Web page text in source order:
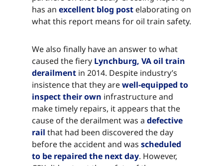
has an ​​​​‌ ‍ ​‍​‍‌‍ ‌ ​‍‌‍‍‌‌‍‌ ‌‍‍‌‌‍ ‍​‍​‍​ ‍‍​‍​‍‌ ​ ‌‍​‌‌‍ ‍‌‍‍‌‌ ‌​‌ ‍‌​‍ ‍‌‍‍‌‌‍ ​‍​‍​‍ ​​‍​‍‌‍‍​‌ ​‍‌‍‌‌‌‍‌‍​‍​‍​ ‍‍​‍​‍‌‍‍​‌ ‌​‌ ‌​‌ ​​‌ ​ ​ ‍‍​‍ ​‍ ‌‍​ ‌‍ ‌‌ ​ ​‍ ‍‌‍ ‌‌‍​‌‌‍‍‌‌‍ ‍​‍ ‍​ ​‍​ ​​​ ​‍​ ‌​‌ ​‍‌‍‌‌‌‍‌​‌‍‌‌‌ ​ ‌‍‍‌‌‍‌ ‌‍ ‍​‍ ‍‌ ​‍‌‍‍‌‌ ‌‍‌‍‌‌‌ ​‍‌‍‍ ‌‍‌‌‌‍‌‌‌ ​​‌‍‌‌‌ ​‍​‍ ‍‌‍ ‌ ​‍‌‍‌ ​‍ ‌‍‍‌‌‍ ‍‌ ‌​‌‍‌‌‌‍ ‍‌ ‌​​‍ ‌‍‌‌‌‍‌​‌‍‍‌‌ ‌​​‍ ‌‍ ‌‌‍ ‌‍‌​‌‍‌‌​ ‌‌ ​​‌ ​‍‌‍‌‌‌ ​ ‌‍‌‌‌‍ ‍‌ ‌​‌‍​‌‌ ‌​‌‍‍‌‌‍ ‌‍ ‍​ ‍ ‌‍‍‌‌‍‌​​ ‌​ ‍​​ ‌​​ ‍​​ ‌​‌‍‌‌​ ‌​‌‍‌‍​ ‍‌​‍ ‌​ ‍​​ ​‌​ ​​‌‍‌​​‍ ‌​ ‌​‌‍‌‌​ ‌ ​ ‌‍​‍ ‌‌‍​‌‌‍‌​​ ‍‌‌‍‌‍​‍ ‌​ ‍​​ ‌‍​ ‍‌‌‍​‌​ ‌‍​ ‌​​ ​​‌‍​‌‌‍‌‍​ ‌​​ ‍​​ ​​​ ‍ ‌ ‌​‌ ‍‌‌ ​​‌‍‌‌​ ‌‌‍​‌‌ ​‍‌ ‌​‌‍‍‌‌‍​ ‌‍ ​‌‍‌‌​ ‍ ‌ ​​‌‍​‌‌ ‌​‌‍‍​​ ‌‌‍​ ‌‍ ‌‍ ‍‌ ‌​‌‍‌‌‌‍ ‍‌ ‌​​‍‌‌​ ‌‌‌​​‍‌‌ ‌‍‍ ‌‍‌‌‌ ‍‌​‍‌‌​ ​ ‌​‌​​‍‌‌​ ​ ‌​‌​​‍‌‌​ ​‍​ ​‍‌‍‌‍​ ‌ ​ ‌‌​ ​‌​ ‌​‌‍‌​​ ‌‍‌‍‌‌​ ‌‌​ ​​‌‍‌‌‌‍​‍​‍‌‌​ ​‍​ ​‍​‍‌‌​ ‌‌‌​‌​​‍ ‍‌‍​ ‌‍‍​‌‍‍‌‌‍ ​‌‍‌​‌ ​‍‌‍‌‌‌‍ ‍​‍‌‌​ ‌‌‌​​‍‌‌ ‌‍‍ ‌‍‌‌‌ ‍‌​‍‌‌​ ​ ‌​‌​​‍‌‌​ ​ ‌​‌​​‍‌‌​ ​‍​ ​‍‌‍‌‍​ ‌ ​ ‌‌​ ​‌​ ‌​‌‍‌​​ ‌‍‌‍‌‌​ ‌‌​ ​​‌‍‌‌‌‍​‍​ ‌​​‍‌‌​ ​‍​ ​‍​‍‌‌​ ‌‌‌​‌​​‍ ‍‌ ‌​‌‍‌‌‌ ‍​‌ ‌​​ ‌‍​‍‌‍​‌‌ ​ ‌‍‌‌‌‌‌‌‌ ​‍‌‍ ​​ ‌‌‍‍​‌ ‌​‌ ‌​‌ ​​‌ ​ ​‍‌‌​ ​ ‌​​‌​‍‌‌​ ​‍‌​‌‍​‍‌‌​ ​‍‌​‌‍‌‍​ ‌‍ ‌‌ ​ ​‍ ‍‌‍ ‌‌‍​‌‌‍‍‌‌‍ ‍​‍ ‍​ ​‍​ ​​​ ​‍​ ‌​‌ ​‍‌‍‌‌‌‍‌​‌‍‌‌‌ ​ ‌‍‍‌‌‍‌ ‌‍ ‍​‍ ‍‌ ​‍‌‍‍‌‌ ‌‍‌‍‌‌‌ ​‍‌‍‍ ‌‍‌‌‌‍‌‌‌ ​​‌‍‌‌‌ ​‍​‍ ‍‌‍ ‌ ​‍‌‍‌ ​‍‌‍‌‍‍‌‌‍‌​​ ‌​ ‍​​ ‌​​ ‍​​ ‌​‌‍‌‌​ ‌​‌‍‌‍​ ‍‌​‍ ‌​ ‍​​ ​‌​ ​​‌‍‌​​‍ ‌​ ‌​‌‍‌‌​ ‌ ​ ‌‍​‍ ‌‌‍​‌‌‍‌​​ ‍‌‌‍‌‍​‍ ‌​ ‍​​ ‌‍​ ‍‌‌‍​‌​ ‌‍​ ‌​​ ​​‌‍​‌‌‍‌‍​ ‌​​ ‍​​ ​​​‍‌‍‌ ‌​‌ ‍‌‌ ​​‌‍‌‌​ ‌‌‍​‌‌ ​‍‌ ‌​‌‍‍‌‌‍​ ‌‍ ​‌‍‌‌​‍‌‍‌ ​​‌‍​‌‌ ‌​‌‍‍​​ ‌‌‍​ ‌‍ ‌‍ ‍‌ ‌​‌‍‌‌‌‍ ‍‌ ‌​​‍‌‌​ ‌‌‌​​‍‌‌ ‌‍‍ ‌‍‌‌‌ ‍‌​‍‌‌​ ​ ‌​‌​​‍‌‌​ ​ ‌​‌​​‍‌‌​ ​‍​ ​‍‌‍‌‍​ ‌ ​ ‌‌​ ​‌​ ‌​‌‍‌​​ ‌‍‌‍‌‌​ ‌‌​ ​​‌‍‌‌‌‍​‍​‍‌‌​ ​‍​ ​‍​‍‌‌​ ‌‌‌​‌​​‍ ‍‌‍​ ‌‍‍​‌‍‍‌‌‍ ​‌‍‌​‌ ​‍‌‍‌‌‌‍ ‍​‍‌‌​ ‌‌‌​​‍‌‌ ‌‍‍ ‌‍‌‌‌ ‍‌​‍‌‌​ ​ ‌​‌​​‍‌‌​ ​ ‌​‌​​‍‌‌​ ​‍​ ​‍‌‍‌‍​ ‌ ​ ‌‌​ ​‌​ ‌​‌‍‌​​ ‌‍‌‍‌‌​ ‌‌​ ​​‌‍‌‌‌‍​‍​ ‌​​‍‌‌​ ​‍​ ​‍​‍‌‌​ ‌‌‌​‌​​‍ ‍‌ ‌​‌‍‌‌‌ ‍​‌ ‌​​‍‌‍‌ ​​‌‍‌‌‌ ​‍‌ ​ ‌ ​​‌‍‌‌‌‍​ ‌ ‌​‌‍‍‌‌ ‌‍‌‍‌‌​ ‌‌ ​​‌ ‌‌‌‍​‍‌‍ ​‌‍‍‌‌ ​ ‌‍‍​‌‍‌‌‌‍‌​​‍​‍‌ ‌ excellent blog post​​​​‌ ‍ ​‍​‍‌‍ ‌ ​‍‌‍‍‌‌‍‌ ‌‍‍‌‌‍ ‍​‍​‍​ ‍‍​‍​‍‌ ​ ‌‍​‌‌‍ ‍‌‍‍‌‌ ‌​‌ ‍‌​‍ ‍‌‍‍‌‌‍ ​‍​‍​‍ ​​‍​‍‌‍‍​‌ ​‍‌‍‌‌‌‍‌‍​‍​‍​ ‍‍​‍​‍‌‍‍​‌ ‌​‌ ‌​‌ ​​‌ ​ ​ ‍‍​‍ ​‍ ‌‍​ ‌‍ ‌‌ ​ ​‍ ‍‌‍ ‌‌‍​‌‌‍‍‌‌‍ ‍​‍ ‍​ ​‍​ ​​​ ​‍​ ‌​‌ ​‍‌‍‌‌‌‍‌​‌‍‌‌‌ ​ ‌‍‍‌‌‍‌ ‌‍ ‍​‍ ‍‌ ​‍‌‍‍‌‌ ‌‍‌‍‌‌‌ ​‍‌‍‍ ‌‍‌‌‌‍‌‌‌ ​​‌‍‌‌‌ ​‍​‍ ‍‌‍ ‌ ​‍‌‍‌ ​‍ ‌‍‍‌‌‍ ‍‌ ‌​‌‍‌‌‌‍ ‍‌ ‌​​‍ ‌‍‌‌‌‍‌​‌‍‍‌‌ ‌​​‍ ‌‍ ‌‌‍ ‌‍‌​‌‍‌‌​ ‌‌ ​​‌ ​‍‌‍‌‌‌ ​ ‌‍‌‌‌‍ ‍‌ ‌​‌‍​‌‌ ‌​‌‍‍‌‌‍ ‌‍ ‍​ ‍ ‌‍‍‌‌‍‌​​ ‌​ ‍​​ ‌​​ ‍​​ ‌​‌‍‌‌​ ‌​‌‍‌‍​ ‍‌​‍ ‌​ ‍​​ ​‌​ ​​‌‍‌​​‍ ‌​ ‌​‌‍‌‌​ ‌ ​ ‌‍​‍ ‌‌‍​‌‌‍‌​​ ‍‌‌‍‌‍​‍ ‌​ ‍​​ ‌‍​ ‍‌‌‍​‌​ ‌‍​ ‌​​ ​​‌‍​‌‌‍‌‍​ ‌​​ ‍​​ ​​​ ‍ ‌ ‌​‌ ‍‌‌ ​​‌‍‌‌​ ‌‌‍​‌‌ ​‍‌ ‌​‌‍‍‌‌‍​ ‌‍ ​‌‍‌‌​ ‍ ‌ ​​‌‍​‌‌ ‌​‌‍‍​​ ‌‌‍​ ‌‍ ‌‍ ‍‌ ‌​‌‍‌‌‌‍ ‍‌ ‌​​‍‌‌​ ‌‌‌​​‍‌‌ ‌‍‍ ‌‍‌‌‌ ‍‌​‍‌‌​ ​ ‌​‌​​‍‌‌​ ​ ‌​‌​​‍‌‌​ ​‍​ ​‍‌‍‌‍​ ‌ ​ ‌‌​ ​‌​ ‌​‌‍‌​​ ‌‍‌‍‌‌​ ‌‌​ ​​‌‍‌‌‌‍​‍​‍‌‌​ ​‍​ ​‍​‍‌‌​ ‌‌‌​‌​​‍ ‍‌‍​ ‌‍‍​‌‍‍‌‌‍ ​‌‍‌​‌ ​‍‌‍‌‌‌‍ ‍​‍‌‌​ ‌‌‌​​‍‌‌ ‌‍‍ ‌‍‌‌‌ ‍‌​‍‌‌​ ​ ‌​‌​​‍‌‌​ ​ ‌​‌​​‍‌‌​ ​‍​ ​‍‌‍‌‍​ ‌ ​ ‌‌​ ​‌​ ‌​‌‍‌​​ ‌‍‌‍‌‌​ ‌‌​ ​​‌‍‌‌‌‍​‍​ ‌‌​‍‌‌​ ​‍​ ​‍​‍‌‌​ ‌‌‌​‌​​‍ ‍‌ ‌​‌‍‌‌‌ ‍​‌ ‌​​ ‌‍​‍‌‍​‌‌ ​ ‌‍‌‌‌‌‌‌‌ ​‍‌‍ ​​ ‌‌‍‍​‌ ‌​‌ ‌​‌ ​​‌ ​ ​‍‌‌​ ​ ‌​​‌​‍‌‌​ ​‍‌​‌‍​‍‌‌​ ​‍‌​‌‍‌‍​ ‌‍ ‌‌ ​ ​‍ ‍‌‍ ‌‌‍​‌‌‍‍‌‌‍ ‍​‍ ‍​ ​‍​ ​​​ ​‍​ ‌​‌ ​‍‌‍‌‌‌‍‌​‌‍‌‌‌ ​ ‌‍‍‌‌‍‌ ‌‍ ‍​‍ ‍‌ ​‍‌‍‍‌‌ ‌‍‌‍‌‌‌ ​‍‌‍‍ ‌‍‌‌‌‍‌‌‌ ​​‌‍‌‌‌ ​‍​‍ ‍‌‍ ‌ ​‍‌‍‌ ​‍‌‍‌‍‍‌‌‍‌​​ ‌​ ‍​​ ‌​​ ‍​​ ‌​‌‍‌‌​ ‌​‌‍‌‍​ ‍‌​‍ ‌​ ‍​​ ​‌​ ​​‌‍‌​​‍ ‌​ ‌​‌‍‌‌​ ‌ ​ ‌‍​‍ ‌‌‍​‌‌‍‌​​ ‍‌‌‍‌‍​‍ ‌​ ‍​​ ‌‍​ ‍‌‌‍​‌​ ‌‍​ ‌​​ ​​‌‍​‌‌‍‌‍​ ‌​​ ‍​​ ​​​‍‌‍‌ ‌​‌ ‍‌‌ ​​‌‍‌‌​ ‌‌‍​‌‌ ​‍‌ ‌​‌‍‍‌‌‍​ ‌‍ ​‌‍‌‌​‍‌‍‌ ​​‌‍​‌‌ ‌​‌‍‍​​ ‌‌‍​ ‌‍ ‌‍ ‍‌ ‌​‌‍‌‌‌‍ ‍‌ ‌​​‍‌‌​ ‌‌‌​​‍‌‌ ‌‍‍ ‌‍‌‌‌ ‍‌​‍‌‌​ ​ ‌​‌​​‍‌‌​ ​ ‌​‌​​‍‌‌​ ​‍​ ​‍‌‍‌‍​ ‌ ​ ‌‌​ ​‌​ ‌​‌‍‌​​ ‌‍‌‍‌‌​ ‌‌​ ​​‌‍‌‌‌‍​‍​‍‌‌​ ​‍​ ​‍​‍‌‌​ ‌‌‌​‌​​‍ ‍‌‍​ ‌‍‍​‌‍‍‌‌‍ ​‌‍‌​‌ ​‍‌‍‌‌‌‍ ‍​‍‌‌​ ‌‌‌​​‍‌‌ ‌‍‍ ‌‍‌‌‌ ‍‌​‍‌‌​ ​ ‌​‌​​‍‌‌​ ​ ‌​‌​​‍‌‌​ ​‍​ ​‍‌‍‌‍​ ‌ ​ ‌‌​ ​‌​ ‌​‌‍‌​​ ‌‍‌‍‌‌​ ‌‌​ ​​‌‍‌‌‌‍​‍​ ‌‌​‍‌‌​ ​‍​ ​‍​‍‌‌​ ‌‌‌​‌​​‍ ‍‌ ‌​‌‍‌‌‌ ‍​‌ ‌​​‍‌‍‌ ​​‌‍‌‌‌ ​‍‌ ​ ‌ ​​‌‍‌‌‌‍​ ‌ ‌​‌‍‍‌‌ ‌‍‌‍‌‌​ ‌‌ ​​‌ ‌‌‌‍​‍‌‍ ​‌‍‍‌‌ ​ ‌‍‍​‌‍‌‌‌‍‌​​‍​‍‌ ‌ elaborating on
what this report means for oil train safety.​​​​‌ ‍ ​‍​‍‌‍ ‌ ​‍‌‍‍‌‌‍‌ ‌‍‍‌‌‍ ‍​‍​‍​ ‍‍​‍​‍‌ ​ ‌‍​‌‌‍ ‍‌‍‍‌‌ ‌​‌ ‍‌​‍ ‍‌‍‍‌‌‍ ​‍​‍​‍ ​​‍​‍‌‍‍​‌ ​‍‌‍‌‌‌‍‌‍​‍​‍​ ‍‍​‍​‍‌‍‍​‌ ‌​‌ ‌​‌ ​​‌ ​ ​ ‍‍​‍ ​‍ ‌‍​ ‌‍ ‌‌ ​ ​‍ ‍‌‍ ‌‌‍​‌‌‍‍‌‌‍ ‍​‍ ‍​ ​‍​ ​​​ ​‍​ ‌​‌ ​‍‌‍‌‌‌‍‌​‌‍‌‌‌ ​ ‌‍‍‌‌‍‌ ‌‍ ‍​‍ ‍‌ ​‍‌‍‍‌‌ ‌‍‌‍‌‌‌ ​‍‌‍‍ ‌‍‌‌‌‍‌‌‌ ​​‌‍‌‌‌ ​‍​‍ ‍‌‍ ‌ ​‍‌‍‌ ​‍ ‌‍‍‌‌‍ ‍‌ ‌​‌‍‌‌‌‍ ‍‌ ‌​​‍ ‌‍‌‌‌‍‌​‌‍‍‌‌ ‌​​‍ ‌‍ ‌‌‍ ‌‍‌​‌‍‌‌​ ‌‌ ​​‌ ​‍‌‍‌‌‌ ​ ‌‍‌‌‌‍ ‍‌ ‌​‌‍​‌‌ ‌​‌‍‍‌‌‍ ‌‍ ‍​ ‍ ‌‍‍‌‌‍‌​​ ‌​ ‍​​ ‌​​ ‍​​ ‌​‌‍‌‌​ ‌​‌‍‌‍​ ‍‌​‍ ‌​ ‍​​ ​‌​ ​​‌‍‌​​‍ ‌​ ‌​‌‍‌‌​ ‌ ​ ‌‍​‍ ‌‌‍​‌‌‍‌​​ ‍‌‌‍‌‍​‍ ‌​ ‍​​ ‌‍​ ‍‌‌‍​‌​ ‌‍​ ‌​​ ​​‌‍​‌‌‍‌‍​ ‌​​ ‍​​ ​​​ ‍ ‌ ‌​‌ ‍‌‌ ​​‌‍‌‌​ ‌‌‍​‌‌ ​‍‌ ‌​‌‍‍‌‌‍​ ‌‍ ​‌‍‌‌​ ‍ ‌ ​​‌‍​‌‌ ‌​‌‍‍​​ ‌‌‍​ ‌‍ ‌‍ ‍‌ ‌​‌‍‌‌‌‍ ‍‌ ‌​​‍‌‌​ ‌‌‌​​‍‌‌ ‌‍‍ ‌‍‌‌‌ ‍‌​‍‌‌​ ​ ‌​‌​​‍‌‌​ ​ ‌​‌​​‍‌‌​ ​‍​ ​‍‌‍‌‍​ ‌ ​ ‌‌​ ​‌​ ‌​‌‍‌​​ ‌‍‌‍‌‌​ ‌‌​ ​​‌‍‌‌‌‍​‍​‍‌‌​ ​‍​ ​‍​‍‌‌​ ‌‌‌​‌​​‍ ‍‌‍​ ‌‍‍​‌‍‍‌‌‍ ​‌‍‌​‌ ​‍‌‍‌‌‌‍ ‍​‍‌‌​ ‌‌‌​​‍‌‌ ‌‍‍ ‌‍‌‌‌ ‍‌​‍‌‌​ ​ ‌​‌​​‍‌‌​ ​ ‌​‌​​‍‌‌​ ​‍​ ​‍‌‍‌‍​ ‌ ​ ‌‌​ ​‌​ ‌​‌‍‌​​ ‌‍‌‍‌‌​ ‌‌​ ​​‌‍‌‌‌‍​‍​ ‌‍​‍‌‌​ ​‍​ ​‍​‍‌‌​ ‌‌‌​‌​​‍ ‍‌ ‌​‌‍‌‌‌ ‍​‌ ‌​​ ‌‍​‍‌‍​‌‌ ​ ‌‍‌‌‌‌‌‌‌ ​‍‌‍ ​​ ‌‌‍‍​‌ ‌​‌ ‌​‌ ​​‌ ​ ​‍‌‌​ ​ ‌​​‌​‍‌‌​ ​‍‌​‌‍​‍‌‌​ ​‍‌​‌‍‌‍​ ‌‍ ‌‌ ​ ​‍ ‍‌‍ ‌‌‍​‌‌‍‍‌‌‍ ‍​‍ ‍​ ​‍​ ​​​ ​‍​ ‌​‌ ​‍‌‍‌‌‌‍‌​‌‍‌‌‌ ​ ‌‍‍‌‌‍‌ ‌‍ ‍​‍ ‍‌ ​‍‌‍‍‌‌ ‌‍‌‍‌‌‌ ​‍‌‍‍ ‌‍‌‌‌‍‌‌‌ ​​‌‍‌‌‌ ​‍​‍ ‍‌‍ ‌ ​‍‌‍‌ ​‍‌‍‌‍‍‌‌‍‌​​ ‌​ ‍​​ ‌​​ ‍​​ ‌​‌‍‌‌​ ‌​‌‍‌‍​ ‍‌​‍ ‌​ ‍​​ ​‌​ ​​‌‍‌​​‍ ‌​ ‌​‌‍‌‌​ ‌ ​ ‌‍​‍ ‌‌‍​‌‌‍‌​​ ‍‌‌‍‌‍​‍ ‌​ ‍​​ ‌‍​ ‍‌‌‍​‌​ ‌‍​ ‌​​ ​​‌‍​‌‌‍‌‍​ ‌​​ ‍​​ ​​​‍‌‍‌ ‌​‌ ‍‌‌ ​​‌‍‌‌​ ‌‌‍​‌‌ ​‍‌ ‌​‌‍‍‌‌‍​ ‌‍ ​‌‍‌‌​‍‌‍‌ ​​‌‍​‌‌ ‌​‌‍‍​​ ‌‌‍​ ‌‍ ‌‍ ‍‌ ‌​‌‍‌‌‌‍ ‍‌ ‌​​‍‌‌​ ‌‌‌​​‍‌‌ ‌‍‍ ‌‍‌‌‌ ‍‌​‍‌‌​ ​ ‌​‌​​‍‌‌​ ​ ‌​‌​​‍‌‌​ ​‍​ ​‍‌‍‌‍​ ‌ ​ ‌‌​ ​‌​ ‌​‌‍‌​​ ‌‍‌‍‌‌​ ‌‌​ ​​‌‍‌‌‌‍​‍​‍‌‌​ ​‍​ ​‍​‍‌‌​ ‌‌‌​‌​​‍ ‍‌‍​ ‌‍‍​‌‍‍‌‌‍ ​‌‍‌​‌ ​‍‌‍‌‌‌‍ ‍​‍‌‌​ ‌‌‌​​‍‌‌ ‌‍‍ ‌‍‌‌‌ ‍‌​‍‌‌​ ​ ‌​‌​​‍‌‌​ ​ ‌​‌​​‍‌‌​ ​‍​ ​‍‌‍‌‍​ ‌ ​ ‌‌​ ​‌​ ‌​‌‍‌​​ ‌‍‌‍‌‌​ ‌‌​ ​​‌‍‌‌‌‍​‍​ ‌‍​‍‌‌​ ​‍​ ​‍​‍‌‌​ ‌‌‌​‌​​‍ ‍‌ ‌​‌‍‌‌‌ ‍​‌ ‌​​‍‌‍‌ ​​‌‍‌‌‌ ​‍‌ ​ ‌ ​​‌‍‌‌‌‍​ ‌ ‌​‌‍‍‌‌ ‌‍‌‍‌‌​ ‌‌ ​​‌ ‌‌‌‍​‍‌‍ ​‌‍‍‌‌ ​ ‌‍‍​‌‍‌‌‌‍‌​​‍​‍‌ ‌
We also finally have an answer to what
caused the fiery ​​​​‌ ‍ ​‍​‍‌‍ ‌ ​‍‌‍‍‌‌‍‌ ‌‍‍‌‌‍ ‍​‍​‍​ ‍‍​‍​‍‌ ​ ‌‍​‌‌‍ ‍‌‍‍‌‌ ‌​‌ ‍‌​‍ ‍‌‍‍‌‌‍ ​‍​‍​‍ ​​‍​‍‌‍‍​‌ ​‍‌‍‌‌‌‍‌‍​‍​‍​ ‍‍​‍​‍‌‍‍​‌ ‌​‌ ‌​‌ ​​‌ ​ ​ ‍‍​‍ ​‍ ‌‍​ ‌‍ ‌‌ ​ ​‍ ‍‌‍ ‌‌‍​‌‌‍‍‌‌‍ ‍​‍ ‍​ ​‍​ ​​​ ​‍​ ‌​‌ ​‍‌‍‌‌‌‍‌​‌‍‌‌‌ ​ ‌‍‍‌‌‍‌ ‌‍ ‍​‍ ‍‌ ​‍‌‍‍‌‌ ‌‍‌‍‌‌‌ ​‍‌‍‍ ‌‍‌‌‌‍‌‌‌ ​​‌‍‌‌‌ ​‍​‍ ‍‌‍ ‌ ​‍‌‍‌ ​‍ ‌‍‍‌‌‍ ‍‌ ‌​‌‍‌‌‌‍ ‍‌ ‌​​‍ ‌‍‌‌‌‍‌​‌‍‍‌‌ ‌​​‍ ‌‍ ‌‌‍ ‌‍‌​‌‍‌‌​ ‌‌ ​​‌ ​‍‌‍‌‌‌ ​ ‌‍‌‌‌‍ ‍‌ ‌​‌‍​‌‌ ‌​‌‍‍‌‌‍ ‌‍ ‍​ ‍ ‌‍‍‌‌‍‌​​ ‌​ ‍​​ ‌​​ ‍​​ ‌​‌‍‌‌​ ‌​‌‍‌‍​ ‍‌​‍ ‌​ ‍​​ ​‌​ ​​‌‍‌​​‍ ‌​ ‌​‌‍‌‌​ ‌ ​ ‌‍​‍ ‌‌‍​‌‌‍‌​​ ‍‌‌‍‌‍​‍ ‌​ ‍​​ ‌‍​ ‍‌‌‍​‌​ ‌‍​ ‌​​ ​​‌‍​‌‌‍‌‍​ ‌​​ ‍​​ ​​​ ‍ ‌ ‌​‌ ‍‌‌ ​​‌‍‌‌​ ‌‌‍​‌‌ ​‍‌ ‌​‌‍‍‌‌‍​ ‌‍ ​‌‍‌‌​ ‍ ‌ ​​‌‍​‌‌ ‌​‌‍‍​​ ‌‌‍​ ‌‍ ‌‍ ‍‌ ‌​‌‍‌‌‌‍ ‍‌ ‌​​‍‌‌​ ‌‌‌​​‍‌‌ ‌‍‍ ‌‍‌‌‌ ‍‌​‍‌‌​ ​ ‌​‌​​‍‌‌​ ​ ‌​‌​​‍‌‌​ ​‍​ ​‍‌‍‌‍​ ‌ ​ ‌‌​ ‌ ​ ‌‌‌‍‌‍‌‍​‌‌‍‌​​ ‌‍​ ‌‌​ ‌ ​ ‌‍​‍‌‌​ ​‍​ ​‍​‍‌‌​ ‌‌‌​‌​​‍ ‍‌‍​ ‌‍‍​‌‍‍‌‌‍ ​‌‍‌​‌ ​‍‌‍‌‌‌‍ ‍​‍‌‌​ ‌‌‌​​‍‌‌ ‌‍‍ ‌‍‌‌‌ ‍‌​‍‌‌​ ​ ‌​‌​​‍‌‌​ ​ ‌​‌​​‍‌‌​ ​‍​ ​‍‌‍‌‍​ ‌ ​ ‌‌​ ‌ ​ ‌‌‌‍‌‍‌‍​‌‌‍‌​​ ‌‍​ ‌‌​ ‌ ​ ‌‍​ ​​​‍‌‌​ ​‍​ ​‍​‍‌‌​ ‌‌‌​‌​​‍ ‍‌ ‌​‌‍‌‌‌ ‍​‌ ‌​​ ‌‍​‍‌‍​‌‌ ​ ‌‍‌‌‌‌‌‌‌ ​‍‌‍ ​​ ‌‌‍‍​‌ ‌​‌ ‌​‌ ​​‌ ​ ​‍‌‌​ ​ ‌​​‌​‍‌‌​ ​‍‌​‌‍​‍‌‌​ ​‍‌​‌‍‌‍​ ‌‍ ‌‌ ​ ​‍ ‍‌‍ ‌‌‍​‌‌‍‍‌‌‍ ‍​‍ ‍​ ​‍​ ​​​ ​‍​ ‌​‌ ​‍‌‍‌‌‌‍‌​‌‍‌‌‌ ​ ‌‍‍‌‌‍‌ ‌‍ ‍​‍ ‍‌ ​‍‌‍‍‌‌ ‌‍‌‍‌‌‌ ​‍‌‍‍ ‌‍‌‌‌‍‌‌‌ ​​‌‍‌‌‌ ​‍​‍ ‍‌‍ ‌ ​‍‌‍‌ ​‍‌‍‌‍‍‌‌‍‌​​ ‌​ ‍​​ ‌​​ ‍​​ ‌​‌‍‌‌​ ‌​‌‍‌‍​ ‍‌​‍ ‌​ ‍​​ ​‌​ ​​‌‍‌​​‍ ‌​ ‌​‌‍‌‌​ ‌ ​ ‌‍​‍ ‌‌‍​‌‌‍‌​​ ‍‌‌‍‌‍​‍ ‌​ ‍​​ ‌‍​ ‍‌‌‍​‌​ ‌‍​ ‌​​ ​​‌‍​‌‌‍‌‍​ ‌​​ ‍​​ ​​​‍‌‍‌ ‌​‌ ‍‌‌ ​​‌‍‌‌​ ‌‌‍​‌‌ ​‍‌ ‌​‌‍‍‌‌‍​ ‌‍ ​‌‍‌‌​‍‌‍‌ ​​‌‍​‌‌ ‌​‌‍‍​​ ‌‌‍​ ‌‍ ‌‍ ‍‌ ‌​‌‍‌‌‌‍ ‍‌ ‌​​‍‌‌​ ‌‌‌​​‍‌‌ ‌‍‍ ‌‍‌‌‌ ‍‌​‍‌‌​ ​ ‌​‌​​‍‌‌​ ​ ‌​‌​​‍‌‌​ ​‍​ ​‍‌‍‌‍​ ‌ ​ ‌‌​ ‌ ​ ‌‌‌‍‌‍‌‍​‌‌‍‌​​ ‌‍​ ‌‌​ ‌ ​ ‌‍​‍‌‌​ ​‍​ ​‍​‍‌‌​ ‌‌‌​‌​​‍ ‍‌‍​ ‌‍‍​‌‍‍‌‌‍ ​‌‍‌​‌ ​‍‌‍‌‌‌‍ ‍​‍‌‌​ ‌‌‌​​‍‌‌ ‌‍‍ ‌‍‌‌‌ ‍‌​‍‌‌​ ​ ‌​‌​​‍‌‌​ ​ ‌​‌​​‍‌‌​ ​‍​ ​‍‌‍‌‍​ ‌ ​ ‌‌​ ‌ ​ ‌‌‌‍‌‍‌‍​‌‌‍‌​​ ‌‍​ ‌‌​ ‌ ​ ‌‍​ ​​​‍‌‌​ ​‍​ ​‍​‍‌‌​ ‌‌‌​‌​​‍ ‍‌ ‌​‌‍‌‌‌ ‍​‌ ‌​​‍‌‍‌ ​​‌‍‌‌‌ ​‍‌ ​ ‌ ​​‌‍‌‌‌‍​ ‌ ‌​‌‍‍‌‌ ‌‍‌‍‌‌​ ‌‌ ​​‌ ‌‌‌‍​‍‌‍ ​‌‍‍‌‌ ​ ‌‍‍​‌‍‌‌‌‍‌​​‍​‍‌ ‌ Lynchburg, VA oil train
derailment​​​​‌ ‍ ​‍​‍‌‍ ‌ ​‍‌‍‍‌‌‍‌ ‌‍‍‌‌‍ ‍​‍​‍​ ‍‍​‍​‍‌ ​ ‌‍​‌‌‍ ‍‌‍‍‌‌ ‌​‌ ‍‌​‍ ‍‌‍‍‌‌‍ ​‍​‍​‍ ​​‍​‍‌‍‍​‌ ​‍‌‍‌‌‌‍‌‍​‍​‍​ ‍‍​‍​‍‌‍‍​‌ ‌​‌ ‌​‌ ​​‌ ​ ​ ‍‍​‍ ​‍ ‌‍​ ‌‍ ‌‌ ​ ​‍ ‍‌‍ ‌‌‍​‌‌‍‍‌‌‍ ‍​‍ ‍​ ​‍​ ​​​ ​‍​ ‌​‌ ​‍‌‍‌‌‌‍‌​‌‍‌‌‌ ​ ‌‍‍‌‌‍‌ ‌‍ ‍​‍ ‍‌ ​‍‌‍‍‌‌ ‌‍‌‍‌‌‌ ​‍‌‍‍ ‌‍‌‌‌‍‌‌‌ ​​‌‍‌‌‌ ​‍​‍ ‍‌‍ ‌ ​‍‌‍‌ ​‍ ‌‍‍‌‌‍ ‍‌ ‌​‌‍‌‌‌‍ ‍‌ ‌​​‍ ‌‍‌‌‌‍‌​‌‍‍‌‌ ‌​​‍ ‌‍ ‌‌‍ ‌‍‌​‌‍‌‌​ ‌‌ ​​‌ ​‍‌‍‌‌‌ ​ ‌‍‌‌‌‍ ‍‌ ‌​‌‍​‌‌ ‌​‌‍‍‌‌‍ ‌‍ ‍​ ‍ ‌‍‍‌‌‍‌​​ ‌​ ‍​​ ‌​​ ‍​​ ‌​‌‍‌‌​ ‌​‌‍‌‍​ ‍‌​‍ ‌​ ‍​​ ​‌​ ​​‌‍‌​​‍ ‌​ ‌​‌‍‌‌​ ‌ ​ ‌‍​‍ ‌‌‍​‌‌‍‌​​ ‍‌‌‍‌‍​‍ ‌​ ‍​​ ‌‍​ ‍‌‌‍​‌​ ‌‍​ ‌​​ ​​‌‍​‌‌‍‌‍​ ‌​​ ‍​​ ​​​ ‍ ‌ ‌​‌ ‍‌‌ ​​‌‍‌‌​ ‌‌‍​‌‌ ​‍‌ ‌​‌‍‍‌‌‍​ ‌‍ ​‌‍‌‌​ ‍ ‌ ​​‌‍​‌‌ ‌​‌‍‍​​ ‌‌‍​ ‌‍ ‌‍ ‍‌ ‌​‌‍‌‌‌‍ ‍‌ ‌​​‍‌‌​ ‌‌‌​​‍‌‌ ‌‍‍ ‌‍‌‌‌ ‍‌​‍‌‌​ ​ ‌​‌​​‍‌‌​ ​ ‌​‌​​‍‌‌​ ​‍​ ​‍‌‍‌‍​ ‌ ​ ‌‌​ ‌ ​ ‌‌‌‍‌‍‌‍​‌‌‍‌​​ ‌‍​ ‌‌​ ‌ ​ ‌‍​‍‌‌​ ​‍​ ​‍​‍‌‌​ ‌‌‌​‌​​‍ ‍‌‍​ ‌‍‍​‌‍‍‌‌‍ ​‌‍‌​‌ ​‍‌‍‌‌‌‍ ‍​‍‌‌​ ‌‌‌​​‍‌‌ ‌‍‍ ‌‍‌‌‌ ‍‌​‍‌‌​ ​ ‌​‌​​‍‌‌​ ​ ‌​‌​​‍‌‌​ ​‍​ ​‍‌‍‌‍​ ‌ ​ ‌‌​ ‌ ​ ‌‌‌‍‌‍‌‍​‌‌‍‌​​ ‌‍​ ‌‌​ ‌ ​ ‌‍​ ​‌​‍‌‌​ ​‍​ ​‍​‍‌‌​ ‌‌‌​‌​​‍ ‍‌ ‌​‌‍‌‌‌ ‍​‌ ‌​​ ‌‍​‍‌‍​‌‌ ​ ‌‍‌‌‌‌‌‌‌ ​‍‌‍ ​​ ‌‌‍‍​‌ ‌​‌ ‌​‌ ​​‌ ​ ​‍‌‌​ ​ ‌​​‌​‍‌‌​ ​‍‌​‌‍​‍‌‌​ ​‍‌​‌‍‌‍​ ‌‍ ‌‌ ​ ​‍ ‍‌‍ ‌‌‍​‌‌‍‍‌‌‍ ‍​‍ ‍​ ​‍​ ​​​ ​‍​ ‌​‌ ​‍‌‍‌‌‌‍‌​‌‍‌‌‌ ​ ‌‍‍‌‌‍‌ ‌‍ ‍​‍ ‍‌ ​‍‌‍‍‌‌ ‌‍‌‍‌‌‌ ​‍‌‍‍ ‌‍‌‌‌‍‌‌‌ ​​‌‍‌‌‌ ​‍​‍ ‍‌‍ ‌ ​‍‌‍‌ ​‍‌‍‌‍‍‌‌‍‌​​ ‌​ ‍​​ ‌​​ ‍​​ ‌​‌‍‌‌​ ‌​‌‍‌‍​ ‍‌​‍ ‌​ ‍​​ ​‌​ ​​‌‍‌​​‍ ‌​ ‌​‌‍‌‌​ ‌ ​ ‌‍​‍ ‌‌‍​‌‌‍‌​​ ‍‌‌‍‌‍​‍ ‌​ ‍​​ ‌‍​ ‍‌‌‍​‌​ ‌‍​ ‌​​ ​​‌‍​‌‌‍‌‍​ ‌​​ ‍​​ ​​​‍‌‍‌ ‌​‌ ‍‌‌ ​​‌‍‌‌​ ‌‌‍​‌‌ ​‍‌ ‌​‌‍‍‌‌‍​ ‌‍ ​‌‍‌‌​‍‌‍‌ ​​‌‍​‌‌ ‌​‌‍‍​​ ‌‌‍​ ‌‍ ‌‍ ‍‌ ‌​‌‍‌‌‌‍ ‍‌ ‌​​‍‌‌​ ‌‌‌​​‍‌‌ ‌‍‍ ‌‍‌‌‌ ‍‌​‍‌‌​ ​ ‌​‌​​‍‌‌​ ​ ‌​‌​​‍‌‌​ ​‍​ ​‍‌‍‌‍​ ‌ ​ ‌‌​ ‌ ​ ‌‌‌‍‌‍‌‍​‌‌‍‌​​ ‌‍​ ‌‌​ ‌ ​ ‌‍​‍‌‌​ ​‍​ ​‍​‍‌‌​ ‌‌‌​‌​​‍ ‍‌‍​ ‌‍‍​‌‍‍‌‌‍ ​‌‍‌​‌ ​‍‌‍‌‌‌‍ ‍​‍‌‌​ ‌‌‌​​‍‌‌ ‌‍‍ ‌‍‌‌‌ ‍‌​‍‌‌​ ​ ‌​‌​​‍‌‌​ ​ ‌​‌​​‍‌‌​ ​‍​ ​‍‌‍‌‍​ ‌ ​ ‌‌​ ‌ ​ ‌‌‌‍‌‍‌‍​‌‌‍‌​​ ‌‍​ ‌‌​ ‌ ​ ‌‍​ ​‌​‍‌‌​ ​‍​ ​‍​‍‌‌​ ‌‌‌​‌​​‍ ‍‌ ‌​‌‍‌‌‌ ‍​‌ ‌​​‍‌‍‌ ​​‌‍‌‌‌ ​‍‌ ​ ‌ ​​‌‍‌‌‌‍​ ‌ ‌​‌‍‍‌‌ ‌‍‌‍‌‌​ ‌‌ ​​‌ ‌‌‌‍​‍‌‍ ​‌‍‍‌‌ ​ ‌‍‍​‌‍‌‌‌‍‌​​‍​‍‌ ‌ in 2014. Despite industry’s
insistence that they are ​​​​‌ ‍ ​‍​‍‌‍ ‌ ​‍‌‍‍‌‌‍‌ ‌‍‍‌‌‍ ‍​‍​‍​ ‍‍​‍​‍‌ ​ ‌‍​‌‌‍ ‍‌‍‍‌‌ ‌​‌ ‍‌​‍ ‍‌‍‍‌‌‍ ​‍​‍​‍ ​​‍​‍‌‍‍​‌ ​‍‌‍‌‌‌‍‌‍​‍​‍​ ‍‍​‍​‍‌‍‍​‌ ‌​‌ ‌​‌ ​​‌ ​ ​ ‍‍​‍ ​‍ ‌‍​ ‌‍ ‌‌ ​ ​‍ ‍‌‍ ‌‌‍​‌‌‍‍‌‌‍ ‍​‍ ‍​ ​‍​ ​​​ ​‍​ ‌​‌ ​‍‌‍‌‌‌‍‌​‌‍‌‌‌ ​ ‌‍‍‌‌‍‌ ‌‍ ‍​‍ ‍‌ ​‍‌‍‍‌‌ ‌‍‌‍‌‌‌ ​‍‌‍‍ ‌‍‌‌‌‍‌‌‌ ​​‌‍‌‌‌ ​‍​‍ ‍‌‍ ‌ ​‍‌‍‌ ​‍ ‌‍‍‌‌‍ ‍‌ ‌​‌‍‌‌‌‍ ‍‌ ‌​​‍ ‌‍‌‌‌‍‌​‌‍‍‌‌ ‌​​‍ ‌‍ ‌‌‍ ‌‍‌​‌‍‌‌​ ‌‌ ​​‌ ​‍‌‍‌‌‌ ​ ‌‍‌‌‌‍ ‍‌ ‌​‌‍​‌‌ ‌​‌‍‍‌‌‍ ‌‍ ‍​ ‍ ‌‍‍‌‌‍‌​​ ‌​ ‍​​ ‌​​ ‍​​ ‌​‌‍‌‌​ ‌​‌‍‌‍​ ‍‌​‍ ‌​ ‍​​ ​‌​ ​​‌‍‌​​‍ ‌​ ‌​‌‍‌‌​ ‌ ​ ‌‍​‍ ‌‌‍​‌‌‍‌​​ ‍‌‌‍‌‍​‍ ‌​ ‍​​ ‌‍​ ‍‌‌‍​‌​ ‌‍​ ‌​​ ​​‌‍​‌‌‍‌‍​ ‌​​ ‍​​ ​​​ ‍ ‌ ‌​‌ ‍‌‌ ​​‌‍‌‌​ ‌‌‍​‌‌ ​‍‌ ‌​‌‍‍‌‌‍​ ‌‍ ​‌‍‌‌​ ‍ ‌ ​​‌‍​‌‌ ‌​‌‍‍​​ ‌‌‍​ ‌‍ ‌‍ ‍‌ ‌​‌‍‌‌‌‍ ‍‌ ‌​​‍‌‌​ ‌‌‌​​‍‌‌ ‌‍‍ ‌‍‌‌‌ ‍‌​‍‌‌​ ​ ‌​‌​​‍‌‌​ ​ ‌​‌​​‍‌‌​ ​‍​ ​‍‌‍‌‍​ ‌ ​ ‌‌​ ‌ ​ ‌‌‌‍‌‍‌‍​‌‌‍‌​​ ‌‍​ ‌‌​ ‌ ​ ‌‍​‍‌‌​ ​‍​ ​‍​‍‌‌​ ‌‌‌​‌​​‍ ‍‌‍​ ‌‍‍​‌‍‍‌‌‍ ​‌‍‌​‌ ​‍‌‍‌‌‌‍ ‍​‍‌‌​ ‌‌‌​​‍‌‌ ‌‍‍ ‌‍‌‌‌ ‍‌​‍‌‌​ ​ ‌​‌​​‍‌‌​ ​ ‌​‌​​‍‌‌​ ​‍​ ​‍‌‍‌‍​ ‌ ​ ‌‌​ ‌ ​ ‌‌‌‍‌‍‌‍​‌‌‍‌​​ ‌‍​ ‌‌​ ‌ ​ ‌‍​ ​‍​‍‌‌​ ​‍​ ​‍​‍‌‌​ ‌‌‌​‌​​‍ ‍‌ ‌​‌‍‌‌‌ ‍​‌ ‌​​ ‌‍​‍‌‍​‌‌ ​ ‌‍‌‌‌‌‌‌‌ ​‍‌‍ ​​ ‌‌‍‍​‌ ‌​‌ ‌​‌ ​​‌ ​ ​‍‌‌​ ​ ‌​​‌​‍‌‌​ ​‍‌​‌‍​‍‌‌​ ​‍‌​‌‍‌‍​ ‌‍ ‌‌ ​ ​‍ ‍‌‍ ‌‌‍​‌‌‍‍‌‌‍ ‍​‍ ‍​ ​‍​ ​​​ ​‍​ ‌​‌ ​‍‌‍‌‌‌‍‌​‌‍‌‌‌ ​ ‌‍‍‌‌‍‌ ‌‍ ‍​‍ ‍‌ ​‍‌‍‍‌‌ ‌‍‌‍‌‌‌ ​‍‌‍‍ ‌‍‌‌‌‍‌‌‌ ​​‌‍‌‌‌ ​‍​‍ ‍‌‍ ‌ ​‍‌‍‌ ​‍‌‍‌‍‍‌‌‍‌​​ ‌​ ‍​​ ‌​​ ‍​​ ‌​‌‍‌‌​ ‌​‌‍‌‍​ ‍‌​‍ ‌​ ‍​​ ​‌​ ​​‌‍‌​​‍ ‌​ ‌​‌‍‌‌​ ‌ ​ ‌‍​‍ ‌‌‍​‌‌‍‌​​ ‍‌‌‍‌‍​‍ ‌​ ‍​​ ‌‍​ ‍‌‌‍​‌​ ‌‍​ ‌​​ ​​‌‍​‌‌‍‌‍​ ‌​​ ‍​​ ​​​‍‌‍‌ ‌​‌ ‍‌‌ ​​‌‍‌‌​ ‌‌‍​‌‌ ​‍‌ ‌​‌‍‍‌‌‍​ ‌‍ ​‌‍‌‌​‍‌‍‌ ​​‌‍​‌‌ ‌​‌‍‍​​ ‌‌‍​ ‌‍ ‌‍ ‍‌ ‌​‌‍‌‌‌‍ ‍‌ ‌​​‍‌‌​ ‌‌‌​​‍‌‌ ‌‍‍ ‌‍‌‌‌ ‍‌​‍‌‌​ ​ ‌​‌​​‍‌‌​ ​ ‌​‌​​‍‌‌​ ​‍​ ​‍‌‍‌‍​ ‌ ​ ‌‌​ ‌ ​ ‌‌‌‍‌‍‌‍​‌‌‍‌​​ ‌‍​ ‌‌​ ‌ ​ ‌‍​‍‌‌​ ​‍​ ​‍​‍‌‌​ ‌‌‌​‌​​‍ ‍‌‍​ ‌‍‍​‌‍‍‌‌‍ ​‌‍‌​‌ ​‍‌‍‌‌‌‍ ‍​‍‌‌​ ‌‌‌​​‍‌‌ ‌‍‍ ‌‍‌‌‌ ‍‌​‍‌‌​ ​ ‌​‌​​‍‌‌​ ​ ‌​‌​​‍‌‌​ ​‍​ ​‍‌‍‌‍​ ‌ ​ ‌‌​ ‌ ​ ‌‌‌‍‌‍‌‍​‌‌‍‌​​ ‌‍​ ‌‌​ ‌ ​ ‌‍​ ​‍​‍‌‌​ ​‍​ ​‍​‍‌‌​ ‌‌‌​‌​​‍ ‍‌ ‌​‌‍‌‌‌ ‍​‌ ‌​​‍‌‍‌ ​​‌‍‌‌‌ ​‍‌ ​ ‌ ​​‌‍‌‌‌‍​ ‌ ‌​‌‍‍‌‌ ‌‍‌‍‌‌​ ‌‌ ​​‌ ‌‌‌‍​‍‌‍ ​‌‍‍‌‌ ​ ‌‍‍​‌‍‌‌‌‍‌​​‍​‍‌ ‌well-equipped to
inspect their own​​​​‌ ‍ ​‍​‍‌‍ ‌ ​‍‌‍‍‌‌‍‌ ‌‍‍‌‌‍ ‍​‍​‍​ ‍‍​‍​‍‌ ​ ‌‍​‌‌‍ ‍‌‍‍‌‌ ‌​‌ ‍‌​‍ ‍‌‍‍‌‌‍ ​‍​‍​‍ ​​‍​‍‌‍‍​‌ ​‍‌‍‌‌‌‍‌‍​‍​‍​ ‍‍​‍​‍‌‍‍​‌ ‌​‌ ‌​‌ ​​‌ ​ ​ ‍‍​‍ ​‍ ‌‍​ ‌‍ ‌‌ ​ ​‍ ‍‌‍ ‌‌‍​‌‌‍‍‌‌‍ ‍​‍ ‍​ ​‍​ ​​​ ​‍​ ‌​‌ ​‍‌‍‌‌‌‍‌​‌‍‌‌‌ ​ ‌‍‍‌‌‍‌ ‌‍ ‍​‍ ‍‌ ​‍‌‍‍‌‌ ‌‍‌‍‌‌‌ ​‍‌‍‍ ‌‍‌‌‌‍‌‌‌ ​​‌‍‌‌‌ ​‍​‍ ‍‌‍ ‌ ​‍‌‍‌ ​‍ ‌‍‍‌‌‍ ‍‌ ‌​‌‍‌‌‌‍ ‍‌ ‌​​‍ ‌‍‌‌‌‍‌​‌‍‍‌‌ ‌​​‍ ‌‍ ‌‌‍ ‌‍‌​‌‍‌‌​ ‌‌ ​​‌ ​‍‌‍‌‌‌ ​ ‌‍‌‌‌‍ ‍‌ ‌​‌‍​‌‌ ‌​‌‍‍‌‌‍ ‌‍ ‍​ ‍ ‌‍‍‌‌‍‌​​ ‌​ ‍​​ ‌​​ ‍​​ ‌​‌‍‌‌​ ‌​‌‍‌‍​ ‍‌​‍ ‌​ ‍​​ ​‌​ ​​‌‍‌​​‍ ‌​ ‌​‌‍‌‌​ ‌ ​ ‌‍​‍ ‌‌‍​‌‌‍‌​​ ‍‌‌‍‌‍​‍ ‌​ ‍​​ ‌‍​ ‍‌‌‍​‌​ ‌‍​ ‌​​ ​​‌‍​‌‌‍‌‍​ ‌​​ ‍​​ ​​​ ‍ ‌ ‌​‌ ‍‌‌ ​​‌‍‌‌​ ‌‌‍​‌‌ ​‍‌ ‌​‌‍‍‌‌‍​ ‌‍ ​‌‍‌‌​ ‍ ‌ ​​‌‍​‌‌ ‌​‌‍‍​​ ‌‌‍​ ‌‍ ‌‍ ‍‌ ‌​‌‍‌‌‌‍ ‍‌ ‌​​‍‌‌​ ‌‌‌​​‍‌‌ ‌‍‍ ‌‍‌‌‌ ‍‌​‍‌‌​ ​ ‌​‌​​‍‌‌​ ​ ‌​‌​​‍‌‌​ ​‍​ ​‍‌‍‌‍​ ‌ ​ ‌‌​ ‌ ​ ‌‌‌‍‌‍‌‍​‌‌‍‌​​ ‌‍​ ‌‌​ ‌ ​ ‌‍​‍‌‌​ ​‍​ ​‍​‍‌‌​ ‌‌‌​‌​​‍ ‍‌‍​ ‌‍‍​‌‍‍‌‌‍ ​‌‍‌​‌ ​‍‌‍‌‌‌‍ ‍​‍‌‌​ ‌‌‌​​‍‌‌ ‌‍‍ ‌‍‌‌‌ ‍‌​‍‌‌​ ​ ‌​‌​​‍‌‌​ ​ ‌​‌​​‍‌‌​ ​‍​ ​‍‌‍‌‍​ ‌ ​ ‌‌​ ‌ ​ ‌‌‌‍‌‍‌‍​‌‌‍‌​​ ‌‍​ ‌‌​ ‌ ​ ‌‍​ ​ ​‍‌‌​ ​‍​ ​‍​‍‌‌​ ‌‌‌​‌​​‍ ‍‌ ‌​‌‍‌‌‌ ‍​‌ ‌​​ ‌‍​‍‌‍​‌‌ ​ ‌‍‌‌‌‌‌‌‌ ​‍‌‍ ​​ ‌‌‍‍​‌ ‌​‌ ‌​‌ ​​‌ ​ ​‍‌‌​ ​ ‌​​‌​‍‌‌​ ​‍‌​‌‍​‍‌‌​ ​‍‌​‌‍‌‍​ ‌‍ ‌‌ ​ ​‍ ‍‌‍ ‌‌‍​‌‌‍‍‌‌‍ ‍​‍ ‍​ ​‍​ ​​​ ​‍​ ‌​‌ ​‍‌‍‌‌‌‍‌​‌‍‌‌‌ ​ ‌‍‍‌‌‍‌ ‌‍ ‍​‍ ‍‌ ​‍‌‍‍‌‌ ‌‍‌‍‌‌‌ ​‍‌‍‍ ‌‍‌‌‌‍‌‌‌ ​​‌‍‌‌‌ ​‍​‍ ‍‌‍ ‌ ​‍‌‍‌ ​‍‌‍‌‍‍‌‌‍‌​​ ‌​ ‍​​ ‌​​ ‍​​ ‌​‌‍‌‌​ ‌​‌‍‌‍​ ‍‌​‍ ‌​ ‍​​ ​‌​ ​​‌‍‌​​‍ ‌​ ‌​‌‍‌‌​ ‌ ​ ‌‍​‍ ‌‌‍​‌‌‍‌​​ ‍‌‌‍‌‍​‍ ‌​ ‍​​ ‌‍​ ‍‌‌‍​‌​ ‌‍​ ‌​​ ​​‌‍​‌‌‍‌‍​ ‌​​ ‍​​ ​​​‍‌‍‌ ‌​‌ ‍‌‌ ​​‌‍‌‌​ ‌‌‍​‌‌ ​‍‌ ‌​‌‍‍‌‌‍​ ‌‍ ​‌‍‌‌​‍‌‍‌ ​​‌‍​‌‌ ‌​‌‍‍​​ ‌‌‍​ ‌‍ ‌‍ ‍‌ ‌​‌‍‌‌‌‍ ‍‌ ‌​​‍‌‌​ ‌‌‌​​‍‌‌ ‌‍‍ ‌‍‌‌‌ ‍‌​‍‌‌​ ​ ‌​‌​​‍‌‌​ ​ ‌​‌​​‍‌‌​ ​‍​ ​‍‌‍‌‍​ ‌ ​ ‌‌​ ‌ ​ ‌‌‌‍‌‍‌‍​‌‌‍‌​​ ‌‍​ ‌‌​ ‌ ​ ‌‍​‍‌‌​ ​‍​ ​‍​‍‌‌​ ‌‌‌​‌​​‍ ‍‌‍​ ‌‍‍​‌‍‍‌‌‍ ​‌‍‌​‌ ​‍‌‍‌‌‌‍ ‍​‍‌‌​ ‌‌‌​​‍‌‌ ‌‍‍ ‌‍‌‌‌ ‍‌​‍‌‌​ ​ ‌​‌​​‍‌‌​ ​ ‌​‌​​‍‌‌​ ​‍​ ​‍‌‍‌‍​ ‌ ​ ‌‌​ ‌ ​ ‌‌‌‍‌‍‌‍​‌‌‍‌​​ ‌‍​ ‌‌​ ‌ ​ ‌‍​ ​ ​‍‌‌​ ​‍​ ​‍​‍‌‌​ ‌‌‌​‌​​‍ ‍‌ ‌​‌‍‌‌‌ ‍​‌ ‌​​‍‌‍‌ ​​‌‍‌‌‌ ​‍‌ ​ ‌ ​​‌‍‌‌‌‍​ ‌ ‌​‌‍‍‌‌ ‌‍‌‍‌‌​ ‌‌ ​​‌ ‌‌‌‍​‍‌‍ ​‌‍‍‌‌ ​ ‌‍‍​‌‍‌‌‌‍‌​​‍​‍‌ ‌ infrastructure and
make timely repairs, it appears that the
cause of the derailment was a ​​​​‌ ‍ ​‍​‍‌‍ ‌ ​‍‌‍‍‌‌‍‌ ‌‍‍‌‌‍ ‍​‍​‍​ ‍‍​‍​‍‌ ​ ‌‍​‌‌‍ ‍‌‍‍‌‌ ‌​‌ ‍‌​‍ ‍‌‍‍‌‌‍ ​‍​‍​‍ ​​‍​‍‌‍‍​‌ ​‍‌‍‌‌‌‍‌‍​‍​‍​ ‍‍​‍​‍‌‍‍​‌ ‌​‌ ‌​‌ ​​‌ ​ ​ ‍‍​‍ ​‍ ‌‍​ ‌‍ ‌‌ ​ ​‍ ‍‌‍ ‌‌‍​‌‌‍‍‌‌‍ ‍​‍ ‍​ ​‍​ ​​​ ​‍​ ‌​‌ ​‍‌‍‌‌‌‍‌​‌‍‌‌‌ ​ ‌‍‍‌‌‍‌ ‌‍ ‍​‍ ‍‌ ​‍‌‍‍‌‌ ‌‍‌‍‌‌‌ ​‍‌‍‍ ‌‍‌‌‌‍‌‌‌ ​​‌‍‌‌‌ ​‍​‍ ‍‌‍ ‌ ​‍‌‍‌ ​‍ ‌‍‍‌‌‍ ‍‌ ‌​‌‍‌‌‌‍ ‍‌ ‌​​‍ ‌‍‌‌‌‍‌​‌‍‍‌‌ ‌​​‍ ‌‍ ‌‌‍ ‌‍‌​‌‍‌‌​ ‌‌ ​​‌ ​‍‌‍‌‌‌ ​ ‌‍‌‌‌‍ ‍‌ ‌​‌‍​‌‌ ‌​‌‍‍‌‌‍ ‌‍ ‍​ ‍ ‌‍‍‌‌‍‌​​ ‌​ ‍​​ ‌​​ ‍​​ ‌​‌‍‌‌​ ‌​‌‍‌‍​ ‍‌​‍ ‌​ ‍​​ ​‌​ ​​‌‍‌​​‍ ‌​ ‌​‌‍‌‌​ ‌ ​ ‌‍​‍ ‌‌‍​‌‌‍‌​​ ‍‌‌‍‌‍​‍ ‌​ ‍​​ ‌‍​ ‍‌‌‍​‌​ ‌‍​ ‌​​ ​​‌‍​‌‌‍‌‍​ ‌​​ ‍​​ ​​​ ‍ ‌ ‌​‌ ‍‌‌ ​​‌‍‌‌​ ‌‌‍​‌‌ ​‍‌ ‌​‌‍‍‌‌‍​ ‌‍ ​‌‍‌‌​ ‍ ‌ ​​‌‍​‌‌ ‌​‌‍‍​​ ‌‌‍​ ‌‍ ‌‍ ‍‌ ‌​‌‍‌‌‌‍ ‍‌ ‌​​‍‌‌​ ‌‌‌​​‍‌‌ ‌‍‍ ‌‍‌‌‌ ‍‌​‍‌‌​ ​ ‌​‌​​‍‌‌​ ​ ‌​‌​​‍‌‌​ ​‍​ ​‍‌‍‌‍​ ‌ ​ ‌‌​ ‌ ​ ‌‌‌‍‌‍‌‍​‌‌‍‌​​ ‌‍​ ‌‌​ ‌ ​ ‌‍​‍‌‌​ ​‍​ ​‍​‍‌‌​ ‌‌‌​‌​​‍ ‍‌‍​ ‌‍‍​‌‍‍‌‌‍ ​‌‍‌​‌ ​‍‌‍‌‌‌‍ ‍​‍‌‌​ ‌‌‌​​‍‌‌ ‌‍‍ ‌‍‌‌‌ ‍‌​‍‌‌​ ​ ‌​‌​​‍‌‌​ ​ ‌​‌​​‍‌‌​ ​‍​ ​‍‌‍‌‍​ ‌ ​ ‌‌​ ‌ ​ ‌‌‌‍‌‍‌‍​‌‌‍‌​​ ‌‍​ ‌‌​ ‌ ​ ‌‍​ ‌​​‍‌‌​ ​‍​ ​‍​‍‌‌​ ‌‌‌​‌​​‍ ‍‌ ‌​‌‍‌‌‌ ‍​‌ ‌​​ ‌‍​‍‌‍​‌‌ ​ ‌‍‌‌‌‌‌‌‌ ​‍‌‍ ​​ ‌‌‍‍​‌ ‌​‌ ‌​‌ ​​‌ ​ ​‍‌‌​ ​ ‌​​‌​‍‌‌​ ​‍‌​‌‍​‍‌‌​ ​‍‌​‌‍‌‍​ ‌‍ ‌‌ ​ ​‍ ‍‌‍ ‌‌‍​‌‌‍‍‌‌‍ ‍​‍ ‍​ ​‍​ ​​​ ​‍​ ‌​‌ ​‍‌‍‌‌‌‍‌​‌‍‌‌‌ ​ ‌‍‍‌‌‍‌ ‌‍ ‍​‍ ‍‌ ​‍‌‍‍‌‌ ‌‍‌‍‌‌‌ ​‍‌‍‍ ‌‍‌‌‌‍‌‌‌ ​​‌‍‌‌‌ ​‍​‍ ‍‌‍ ‌ ​‍‌‍‌ ​‍‌‍‌‍‍‌‌‍‌​​ ‌​ ‍​​ ‌​​ ‍​​ ‌​‌‍‌‌​ ‌​‌‍‌‍​ ‍‌​‍ ‌​ ‍​​ ​‌​ ​​‌‍‌​​‍ ‌​ ‌​‌‍‌‌​ ‌ ​ ‌‍​‍ ‌‌‍​‌‌‍‌​​ ‍‌‌‍‌‍​‍ ‌​ ‍​​ ‌‍​ ‍‌‌‍​‌​ ‌‍​ ‌​​ ​​‌‍​‌‌‍‌‍​ ‌​​ ‍​​ ​​​‍‌‍‌ ‌​‌ ‍‌‌ ​​‌‍‌‌​ ‌‌‍​‌‌ ​‍‌ ‌​‌‍‍‌‌‍​ ‌‍ ​‌‍‌‌​‍‌‍‌ ​​‌‍​‌‌ ‌​‌‍‍​​ ‌‌‍​ ‌‍ ‌‍ ‍‌ ‌​‌‍‌‌‌‍ ‍‌ ‌​​‍‌‌​ ‌‌‌​​‍‌‌ ‌‍‍ ‌‍‌‌‌ ‍‌​‍‌‌​ ​ ‌​‌​​‍‌‌​ ​ ‌​‌​​‍‌‌​ ​‍​ ​‍‌‍‌‍​ ‌ ​ ‌‌​ ‌ ​ ‌‌‌‍‌‍‌‍​‌‌‍‌​​ ‌‍​ ‌‌​ ‌ ​ ‌‍​‍‌‌​ ​‍​ ​‍​‍‌‌​ ‌‌‌​‌​​‍ ‍‌‍​ ‌‍‍​‌‍‍‌‌‍ ​‌‍‌​‌ ​‍‌‍‌‌‌‍ ‍​‍‌‌​ ‌‌‌​​‍‌‌ ‌‍‍ ‌‍‌‌‌ ‍‌​‍‌‌​ ​ ‌​‌​​‍‌‌​ ​ ‌​‌​​‍‌‌​ ​‍​ ​‍‌‍‌‍​ ‌ ​ ‌‌​ ‌ ​ ‌‌‌‍‌‍‌‍​‌‌‍‌​​ ‌‍​ ‌‌​ ‌ ​ ‌‍​ ‌​​‍‌‌​ ​‍​ ​‍​‍‌‌​ ‌‌‌​‌​​‍ ‍‌ ‌​‌‍‌‌‌ ‍​‌ ‌​​‍‌‍‌ ​​‌‍‌‌‌ ​‍‌ ​ ‌ ​​‌‍‌‌‌‍​ ‌ ‌​‌‍‍‌‌ ‌‍‌‍‌‌​ ‌‌ ​​‌ ‌‌‌‍​‍‌‍ ​‌‍‍‌‌ ​ ‌‍‍​‌‍‌‌‌‍‌​​‍​‍‌ ‌ defective
rail​​​​‌ ‍ ​‍​‍‌‍ ‌ ​‍‌‍‍‌‌‍‌ ‌‍‍‌‌‍ ‍​‍​‍​ ‍‍​‍​‍‌ ​ ‌‍​‌‌‍ ‍‌‍‍‌‌ ‌​‌ ‍‌​‍ ‍‌‍‍‌‌‍ ​‍​‍​‍ ​​‍​‍‌‍‍​‌ ​‍‌‍‌‌‌‍‌‍​‍​‍​ ‍‍​‍​‍‌‍‍​‌ ‌​‌ ‌​‌ ​​‌ ​ ​ ‍‍​‍ ​‍ ‌‍​ ‌‍ ‌‌ ​ ​‍ ‍‌‍ ‌‌‍​‌‌‍‍‌‌‍ ‍​‍ ‍​ ​‍​ ​​​ ​‍​ ‌​‌ ​‍‌‍‌‌‌‍‌​‌‍‌‌‌ ​ ‌‍‍‌‌‍‌ ‌‍ ‍​‍ ‍‌ ​‍‌‍‍‌‌ ‌‍‌‍‌‌‌ ​‍‌‍‍ ‌‍‌‌‌‍‌‌‌ ​​‌‍‌‌‌ ​‍​‍ ‍‌‍ ‌ ​‍‌‍‌ ​‍ ‌‍‍‌‌‍ ‍‌ ‌​‌‍‌‌‌‍ ‍‌ ‌​​‍ ‌‍‌‌‌‍‌​‌‍‍‌‌ ‌​​‍ ‌‍ ‌‌‍ ‌‍‌​‌‍‌‌​ ‌‌ ​​‌ ​‍‌‍‌‌‌ ​ ‌‍‌‌‌‍ ‍‌ ‌​‌‍​‌‌ ‌​‌‍‍‌‌‍ ‌‍ ‍​ ‍ ‌‍‍‌‌‍‌​​ ‌​ ‍​​ ‌​​ ‍​​ ‌​‌‍‌‌​ ‌​‌‍‌‍​ ‍‌​‍ ‌​ ‍​​ ​‌​ ​​‌‍‌​​‍ ‌​ ‌​‌‍‌‌​ ‌ ​ ‌‍​‍ ‌‌‍​‌‌‍‌​​ ‍‌‌‍‌‍​‍ ‌​ ‍​​ ‌‍​ ‍‌‌‍​‌​ ‌‍​ ‌​​ ​​‌‍​‌‌‍‌‍​ ‌​​ ‍​​ ​​​ ‍ ‌ ‌​‌ ‍‌‌ ​​‌‍‌‌​ ‌‌‍​‌‌ ​‍‌ ‌​‌‍‍‌‌‍​ ‌‍ ​‌‍‌‌​ ‍ ‌ ​​‌‍​‌‌ ‌​‌‍‍​​ ‌‌‍​ ‌‍ ‌‍ ‍‌ ‌​‌‍‌‌‌‍ ‍‌ ‌​​‍‌‌​ ‌‌‌​​‍‌‌ ‌‍‍ ‌‍‌‌‌ ‍‌​‍‌‌​ ​ ‌​‌​​‍‌‌​ ​ ‌​‌​​‍‌‌​ ​‍​ ​‍‌‍‌‍​ ‌ ​ ‌‌​ ‌ ​ ‌‌‌‍‌‍‌‍​‌‌‍‌​​ ‌‍​ ‌‌​ ‌ ​ ‌‍​‍‌‌​ ​‍​ ​‍​‍‌‌​ ‌‌‌​‌​​‍ ‍‌‍​ ‌‍‍​‌‍‍‌‌‍ ​‌‍‌​‌ ​‍‌‍‌‌‌‍ ‍​‍‌‌​ ‌‌‌​​‍‌‌ ‌‍‍ ‌‍‌‌‌ ‍‌​‍‌‌​ ​ ‌​‌​​‍‌‌​ ​ ‌​‌​​‍‌‌​ ​‍​ ​‍‌‍‌‍​ ‌ ​ ‌‌​ ‌ ​ ‌‌‌‍‌‍‌‍​‌‌‍‌​​ ‌‍​ ‌‌​ ‌ ​ ‌‍​ ‌‌​‍‌‌​ ​‍​ ​‍​‍‌‌​ ‌‌‌​‌​​‍ ‍‌ ‌​‌‍‌‌‌ ‍​‌ ‌​​ ‌‍​‍‌‍​‌‌ ​ ‌‍‌‌‌‌‌‌‌ ​‍‌‍ ​​ ‌‌‍‍​‌ ‌​‌ ‌​‌ ​​‌ ​ ​‍‌‌​ ​ ‌​​‌​‍‌‌​ ​‍‌​‌‍​‍‌‌​ ​‍‌​‌‍‌‍​ ‌‍ ‌‌ ​ ​‍ ‍‌‍ ‌‌‍​‌‌‍‍‌‌‍ ‍​‍ ‍​ ​‍​ ​​​ ​‍​ ‌​‌ ​‍‌‍‌‌‌‍‌​‌‍‌‌‌ ​ ‌‍‍‌‌‍‌ ‌‍ ‍​‍ ‍‌ ​‍‌‍‍‌‌ ‌‍‌‍‌‌‌ ​‍‌‍‍ ‌‍‌‌‌‍‌‌‌ ​​‌‍‌‌‌ ​‍​‍ ‍‌‍ ‌ ​‍‌‍‌ ​‍‌‍‌‍‍‌‌‍‌​​ ‌​ ‍​​ ‌​​ ‍​​ ‌​‌‍‌‌​ ‌​‌‍‌‍​ ‍‌​‍ ‌​ ‍​​ ​‌​ ​​‌‍‌​​‍ ‌​ ‌​‌‍‌‌​ ‌ ​ ‌‍​‍ ‌‌‍​‌‌‍‌​​ ‍‌‌‍‌‍​‍ ‌​ ‍​​ ‌‍​ ‍‌‌‍​‌​ ‌‍​ ‌​​ ​​‌‍​‌‌‍‌‍​ ‌​​ ‍​​ ​​​‍‌‍‌ ‌​‌ ‍‌‌ ​​‌‍‌‌​ ‌‌‍​‌‌ ​‍‌ ‌​‌‍‍‌‌‍​ ‌‍ ​‌‍‌‌​‍‌‍‌ ​​‌‍​‌‌ ‌​‌‍‍​​ ‌‌‍​ ‌‍ ‌‍ ‍‌ ‌​‌‍‌‌‌‍ ‍‌ ‌​​‍‌‌​ ‌‌‌​​‍‌‌ ‌‍‍ ‌‍‌‌‌ ‍‌​‍‌‌​ ​ ‌​‌​​‍‌‌​ ​ ‌​‌​​‍‌‌​ ​‍​ ​‍‌‍‌‍​ ‌ ​ ‌‌​ ‌ ​ ‌‌‌‍‌‍‌‍​‌‌‍‌​​ ‌‍​ ‌‌​ ‌ ​ ‌‍​‍‌‌​ ​‍​ ​‍​‍‌‌​ ‌‌‌​‌​​‍ ‍‌‍​ ‌‍‍​‌‍‍‌‌‍ ​‌‍‌​‌ ​‍‌‍‌‌‌‍ ‍​‍‌‌​ ‌‌‌​​‍‌‌ ‌‍‍ ‌‍‌‌‌ ‍‌​‍‌‌​ ​ ‌​‌​​‍‌‌​ ​ ‌​‌​​‍‌‌​ ​‍​ ​‍‌‍‌‍​ ‌ ​ ‌‌​ ‌ ​ ‌‌‌‍‌‍‌‍​‌‌‍‌​​ ‌‍​ ‌‌​ ‌ ​ ‌‍​ ‌‌​‍‌‌​ ​‍​ ​‍​‍‌‌​ ‌‌‌​‌​​‍ ‍‌ ‌​‌‍‌‌‌ ‍​‌ ‌​​‍‌‍‌ ​​‌‍‌‌‌ ​‍‌ ​ ‌ ​​‌‍‌‌‌‍​ ‌ ‌​‌‍‍‌‌ ‌‍‌‍‌‌​ ‌‌ ​​‌ ‌‌‌‍​‍‌‍ ​‌‍‍‌‌ ​ ‌‍‍​‌‍‌‌‌‍‌​​‍​‍‌ ‌ that had been discovered the day
before the accident and was ​​​​‌ ‍ ​‍​‍‌‍ ‌ ​‍‌‍‍‌‌‍‌ ‌‍‍‌‌‍ ‍​‍​‍​ ‍‍​‍​‍‌ ​ ‌‍​‌‌‍ ‍‌‍‍‌‌ ‌​‌ ‍‌​‍ ‍‌‍‍‌‌‍ ​‍​‍​‍ ​​‍​‍‌‍‍​‌ ​‍‌‍‌‌‌‍‌‍​‍​‍​ ‍‍​‍​‍‌‍‍​‌ ‌​‌ ‌​‌ ​​‌ ​ ​ ‍‍​‍ ​‍ ‌‍​ ‌‍ ‌‌ ​ ​‍ ‍‌‍ ‌‌‍​‌‌‍‍‌‌‍ ‍​‍ ‍​ ​‍​ ​​​ ​‍​ ‌​‌ ​‍‌‍‌‌‌‍‌​‌‍‌‌‌ ​ ‌‍‍‌‌‍‌ ‌‍ ‍​‍ ‍‌ ​‍‌‍‍‌‌ ‌‍‌‍‌‌‌ ​‍‌‍‍ ‌‍‌‌‌‍‌‌‌ ​​‌‍‌‌‌ ​‍​‍ ‍‌‍ ‌ ​‍‌‍‌ ​‍ ‌‍‍‌‌‍ ‍‌ ‌​‌‍‌‌‌‍ ‍‌ ‌​​‍ ‌‍‌‌‌‍‌​‌‍‍‌‌ ‌​​‍ ‌‍ ‌‌‍ ‌‍‌​‌‍‌‌​ ‌‌ ​​‌ ​‍‌‍‌‌‌ ​ ‌‍‌‌‌‍ ‍‌ ‌​‌‍​‌‌ ‌​‌‍‍‌‌‍ ‌‍ ‍​ ‍ ‌‍‍‌‌‍‌​​ ‌​ ‍​​ ‌​​ ‍​​ ‌​‌‍‌‌​ ‌​‌‍‌‍​ ‍‌​‍ ‌​ ‍​​ ​‌​ ​​‌‍‌​​‍ ‌​ ‌​‌‍‌‌​ ‌ ​ ‌‍​‍ ‌‌‍​‌‌‍‌​​ ‍‌‌‍‌‍​‍ ‌​ ‍​​ ‌‍​ ‍‌‌‍​‌​ ‌‍​ ‌​​ ​​‌‍​‌‌‍‌‍​ ‌​​ ‍​​ ​​​ ‍ ‌ ‌​‌ ‍‌‌ ​​‌‍‌‌​ ‌‌‍​‌‌ ​‍‌ ‌​‌‍‍‌‌‍​ ‌‍ ​‌‍‌‌​ ‍ ‌ ​​‌‍​‌‌ ‌​‌‍‍​​ ‌‌‍​ ‌‍ ‌‍ ‍‌ ‌​‌‍‌‌‌‍ ‍‌ ‌​​‍‌‌​ ‌‌‌​​‍‌‌ ‌‍‍ ‌‍‌‌‌ ‍‌​‍‌‌​ ​ ‌​‌​​‍‌‌​ ​ ‌​‌​​‍‌‌​ ​‍​ ​‍‌‍‌‍​ ‌ ​ ‌‌​ ‌ ​ ‌‌‌‍‌‍‌‍​‌‌‍‌​​ ‌‍​ ‌‌​ ‌ ​ ‌‍​‍‌‌​ ​‍​ ​‍​‍‌‌​ ‌‌‌​‌​​‍ ‍‌‍​ ‌‍‍​‌‍‍‌‌‍ ​‌‍‌​‌ ​‍‌‍‌‌‌‍ ‍​‍‌‌​ ‌‌‌​​‍‌‌ ‌‍‍ ‌‍‌‌‌ ‍‌​‍‌‌​ ​ ‌​‌​​‍‌‌​ ​ ‌​‌​​‍‌‌​ ​‍​ ​‍‌‍‌‍​ ‌ ​ ‌‌​ ‌ ​ ‌‌‌‍‌‍‌‍​‌‌‍‌​​ ‌‍​ ‌‌​ ‌ ​ ‌‍​ ‌‍​‍‌‌​ ​‍​ ​‍​‍‌‌​ ‌‌‌​‌​​‍ ‍‌ ‌​‌‍‌‌‌ ‍​‌ ‌​​ ‌‍​‍‌‍​‌‌ ​ ‌‍‌‌‌‌‌‌‌ ​‍‌‍ ​​ ‌‌‍‍​‌ ‌​‌ ‌​‌ ​​‌ ​ ​‍‌‌​ ​ ‌​​‌​‍‌‌​ ​‍‌​‌‍​‍‌‌​ ​‍‌​‌‍‌‍​ ‌‍ ‌‌ ​ ​‍ ‍‌‍ ‌‌‍​‌‌‍‍‌‌‍ ‍​‍ ‍​ ​‍​ ​​​ ​‍​ ‌​‌ ​‍‌‍‌‌‌‍‌​‌‍‌‌‌ ​ ‌‍‍‌‌‍‌ ‌‍ ‍​‍ ‍‌ ​‍‌‍‍‌‌ ‌‍‌‍‌‌‌ ​‍‌‍‍ ‌‍‌‌‌‍‌‌‌ ​​‌‍‌‌‌ ​‍​‍ ‍‌‍ ‌ ​‍‌‍‌ ​‍‌‍‌‍‍‌‌‍‌​​ ‌​ ‍​​ ‌​​ ‍​​ ‌​‌‍‌‌​ ‌​‌‍‌‍​ ‍‌​‍ ‌​ ‍​​ ​‌​ ​​‌‍‌​​‍ ‌​ ‌​‌‍‌‌​ ‌ ​ ‌‍​‍ ‌‌‍​‌‌‍‌​​ ‍‌‌‍‌‍​‍ ‌​ ‍​​ ‌‍​ ‍‌‌‍​‌​ ‌‍​ ‌​​ ​​‌‍​‌‌‍‌‍​ ‌​​ ‍​​ ​​​‍‌‍‌ ‌​‌ ‍‌‌ ​​‌‍‌‌​ ‌‌‍​‌‌ ​‍‌ ‌​‌‍‍‌‌‍​ ‌‍ ​‌‍‌‌​‍‌‍‌ ​​‌‍​‌‌ ‌​‌‍‍​​ ‌‌‍​ ‌‍ ‌‍ ‍‌ ‌​‌‍‌‌‌‍ ‍‌ ‌​​‍‌‌​ ‌‌‌​​‍‌‌ ‌‍‍ ‌‍‌‌‌ ‍‌​‍‌‌​ ​ ‌​‌​​‍‌‌​ ​ ‌​‌​​‍‌‌​ ​‍​ ​‍‌‍‌‍​ ‌ ​ ‌‌​ ‌ ​ ‌‌‌‍‌‍‌‍​‌‌‍‌​​ ‌‍​ ‌‌​ ‌ ​ ‌‍​‍‌‌​ ​‍​ ​‍​‍‌‌​ ‌‌‌​‌​​‍ ‍‌‍​ ‌‍‍​‌‍‍‌‌‍ ​‌‍‌​‌ ​‍‌‍‌‌‌‍ ‍​‍‌‌​ ‌‌‌​​‍‌‌ ‌‍‍ ‌‍‌‌‌ ‍‌​‍‌‌​ ​ ‌​‌​​‍‌‌​ ​ ‌​‌​​‍‌‌​ ​‍​ ​‍‌‍‌‍​ ‌ ​ ‌‌​ ‌ ​ ‌‌‌‍‌‍‌‍​‌‌‍‌​​ ‌‍​ ‌‌​ ‌ ​ ‌‍​ ‌‍​‍‌‌​ ​‍​ ​‍​‍‌‌​ ‌‌‌​‌​​‍ ‍‌ ‌​‌‍‌‌‌ ‍​‌ ‌​​‍‌‍‌ ​​‌‍‌‌‌ ​‍‌ ​ ‌ ​​‌‍‌‌‌‍​ ‌ ‌​‌‍‍‌‌ ‌‍‌‍‌‌​ ‌‌ ​​‌ ‌‌‌‍​‍‌‍ ​‌‍‍‌‌ ​ ‌‍‍​‌‍‌‌‌‍‌​​‍​‍‌ ‌ scheduled
to be repaired the next day​​​​‌ ‍ ​‍​‍‌‍ ‌ ​‍‌‍‍‌‌‍‌ ‌‍‍‌‌‍ ‍​‍​‍​ ‍‍​‍​‍‌ ​ ‌‍​‌‌‍ ‍‌‍‍‌‌ ‌​‌ ‍‌​‍ ‍‌‍‍‌‌‍ ​‍​‍​‍ ​​‍​‍‌‍‍​‌ ​‍‌‍‌‌‌‍‌‍​‍​‍​ ‍‍​‍​‍‌‍‍​‌ ‌​‌ ‌​‌ ​​‌ ​ ​ ‍‍​‍ ​‍ ‌‍​ ‌‍ ‌‌ ​ ​‍ ‍‌‍ ‌‌‍​‌‌‍‍‌‌‍ ‍​‍ ‍​ ​‍​ ​​​ ​‍​ ‌​‌ ​‍‌‍‌‌‌‍‌​‌‍‌‌‌ ​ ‌‍‍‌‌‍‌ ‌‍ ‍​‍ ‍‌ ​‍‌‍‍‌‌ ‌‍‌‍‌‌‌ ​‍‌‍‍ ‌‍‌‌‌‍‌‌‌ ​​‌‍‌‌‌ ​‍​‍ ‍‌‍ ‌ ​‍‌‍‌ ​‍ ‌‍‍‌‌‍ ‍‌ ‌​‌‍‌‌‌‍ ‍‌ ‌​​‍ ‌‍‌‌‌‍‌​‌‍‍‌‌ ‌​​‍ ‌‍ ‌‌‍ ‌‍‌​‌‍‌‌​ ‌‌ ​​‌ ​‍‌‍‌‌‌ ​ ‌‍‌‌‌‍ ‍‌ ‌​‌‍​‌‌ ‌​‌‍‍‌‌‍ ‌‍ ‍​ ‍ ‌‍‍‌‌‍‌​​ ‌​ ‍​​ ‌​​ ‍​​ ‌​‌‍‌‌​ ‌​‌‍‌‍​ ‍‌​‍ ‌​ ‍​​ ​‌​ ​​‌‍‌​​‍ ‌​ ‌​‌‍‌‌​ ‌ ​ ‌‍​‍ ‌‌‍​‌‌‍‌​​ ‍‌‌‍‌‍​‍ ‌​ ‍​​ ‌‍​ ‍‌‌‍​‌​ ‌‍​ ‌​​ ​​‌‍​‌‌‍‌‍​ ‌​​ ‍​​ ​​​ ‍ ‌ ‌​‌ ‍‌‌ ​​‌‍‌‌​ ‌‌‍​‌‌ ​‍‌ ‌​‌‍‍‌‌‍​ ‌‍ ​‌‍‌‌​ ‍ ‌ ​​‌‍​‌‌ ‌​‌‍‍​​ ‌‌‍​ ‌‍ ‌‍ ‍‌ ‌​‌‍‌‌‌‍ ‍‌ ‌​​‍‌‌​ ‌‌‌​​‍‌‌ ‌‍‍ ‌‍‌‌‌ ‍‌​‍‌‌​ ​ ‌​‌​​‍‌‌​ ​ ‌​‌​​‍‌‌​ ​‍​ ​‍‌‍‌‍​ ‌ ​ ‌‌​ ‌ ​ ‌‌‌‍‌‍‌‍​‌‌‍‌​​ ‌‍​ ‌‌​ ‌ ​ ‌‍​‍‌‌​ ​‍​ ​‍​‍‌‌​ ‌‌‌​‌​​‍ ‍‌‍​ ‌‍‍​‌‍‍‌‌‍ ​‌‍‌​‌ ​‍‌‍‌‌‌‍ ‍​‍‌‌​ ‌‌‌​​‍‌‌ ‌‍‍ ‌‍‌‌‌ ‍‌​‍‌‌​ ​ ‌​‌​​‍‌‌​ ​ ‌​‌​​‍‌‌​ ​‍​ ​‍‌‍‌‍​ ‌ ​ ‌‌​ ‌ ​ ‌‌‌‍‌‍‌‍​‌‌‍‌​​ ‌‍​ ‌‌​ ‌ ​ ‌‍​ ‌ ​‍‌‌​ ​‍​ ​‍​‍‌‌​ ‌‌‌​‌​​‍ ‍‌ ‌​‌‍‌‌‌ ‍​‌ ‌​​ ‌‍​‍‌‍​‌‌ ​ ‌‍‌‌‌‌‌‌‌ ​‍‌‍ ​​ ‌‌‍‍​‌ ‌​‌ ‌​‌ ​​‌ ​ ​‍‌‌​ ​ ‌​​‌​‍‌‌​ ​‍‌​‌‍​‍‌‌​ ​‍‌​‌‍‌‍​ ‌‍ ‌‌ ​ ​‍ ‍‌‍ ‌‌‍​‌‌‍‍‌‌‍ ‍​‍ ‍​ ​‍​ ​​​ ​‍​ ‌​‌ ​‍‌‍‌‌‌‍‌​‌‍‌‌‌ ​ ‌‍‍‌‌‍‌ ‌‍ ‍​‍ ‍‌ ​‍‌‍‍‌‌ ‌‍‌‍‌‌‌ ​‍‌‍‍ ‌‍‌‌‌‍‌‌‌ ​​‌‍‌‌‌ ​‍​‍ ‍‌‍ ‌ ​‍‌‍‌ ​‍‌‍‌‍‍‌‌‍‌​​ ‌​ ‍​​ ‌​​ ‍​​ ‌​‌‍‌‌​ ‌​‌‍‌‍​ ‍‌​‍ ‌​ ‍​​ ​‌​ ​​‌‍‌​​‍ ‌​ ‌​‌‍‌‌​ ‌ ​ ‌‍​‍ ‌‌‍​‌‌‍‌​​ ‍‌‌‍‌‍​‍ ‌​ ‍​​ ‌‍​ ‍‌‌‍​‌​ ‌‍​ ‌​​ ​​‌‍​‌‌‍‌‍​ ‌​​ ‍​​ ​​​‍‌‍‌ ‌​‌ ‍‌‌ ​​‌‍‌‌​ ‌‌‍​‌‌ ​‍‌ ‌​‌‍‍‌‌‍​ ‌‍ ​‌‍‌‌​‍‌‍‌ ​​‌‍​‌‌ ‌​‌‍‍​​ ‌‌‍​ ‌‍ ‌‍ ‍‌ ‌​‌‍‌‌‌‍ ‍‌ ‌​​‍‌‌​ ‌‌‌​​‍‌‌ ‌‍‍ ‌‍‌‌‌ ‍‌​‍‌‌​ ​ ‌​‌​​‍‌‌​ ​ ‌​‌​​‍‌‌​ ​‍​ ​‍‌‍‌‍​ ‌ ​ ‌‌​ ‌ ​ ‌‌‌‍‌‍‌‍​‌‌‍‌​​ ‌‍​ ‌‌​ ‌ ​ ‌‍​‍‌‌​ ​‍​ ​‍​‍‌‌​ ‌‌‌​‌​​‍ ‍‌‍​ ‌‍‍​‌‍‍‌‌‍ ​‌‍‌​‌ ​‍‌‍‌‌‌‍ ‍​‍‌‌​ ‌‌‌​​‍‌‌ ‌‍‍ ‌‍‌‌‌ ‍‌​‍‌‌​ ​ ‌​‌​​‍‌‌​ ​ ‌​‌​​‍‌‌​ ​‍​ ​‍‌‍‌‍​ ‌ ​ ‌‌​ ‌ ​ ‌‌‌‍‌‍‌‍​‌‌‍‌​​ ‌‍​ ‌‌​ ‌ ​ ‌‍​ ‌ ​‍‌‌​ ​‍​ ​‍​‍‌‌​ ‌‌‌​‌​​‍ ‍‌ ‌​‌‍‌‌‌ ‍​‌ ‌​​‍‌‍‌ ​​‌‍‌‌‌ ​‍‌ ​ ‌ ​​‌‍‌‌‌‍​ ‌ ‌​‌‍‍‌‌ ‌‍‌‍‌‌​ ‌‌ ​​‌ ‌‌‌‍​‍‌‍ ​‌‍‍‌‌ ​ ‌‍‍​‌‍‌‌‌‍‌​​‍​‍‌ ‌. However,